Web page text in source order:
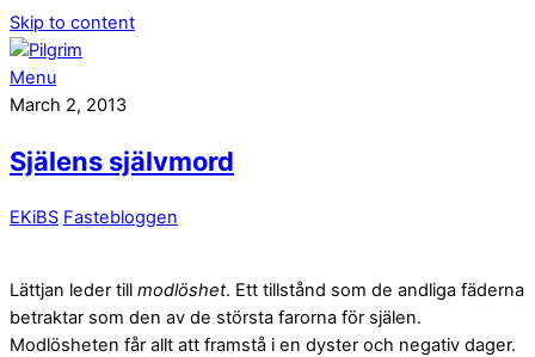
Skip to content
Menu
March 2, 2013
Själens självmord
EKiBS Fastebloggen
Lättjan leder till modlöshet. Ett tillstånd som de andliga fäderna
betraktar som den av de största farorna för själen.
Modlösheten får allt att framstå i en dyster och negativ dager.